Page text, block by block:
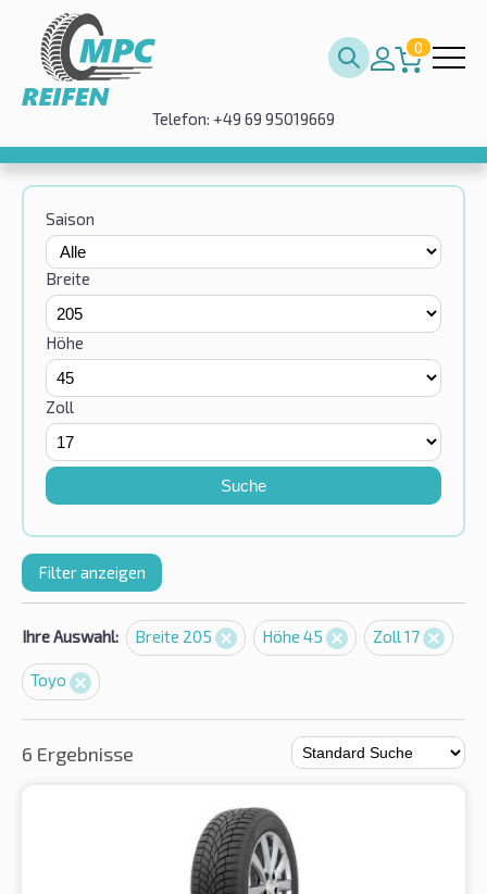
0
Telefon: +49 69 95019669
Saison
Breite
Höhe
Zoll
Suche
Filter anzeigen
Ihre Auswahl: Breite 205 Höhe 45 Zoll 17
Toyo
6 Ergebnisse